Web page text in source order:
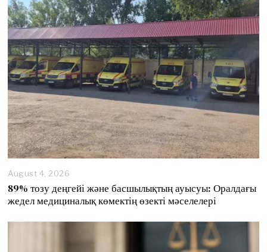
,
2
0
2
6
August 4, 2026
89% тозу деңгейі және басшылықтың ауысуы: Оралдағы
жедел медициналық көмектің өзекті мәселелері